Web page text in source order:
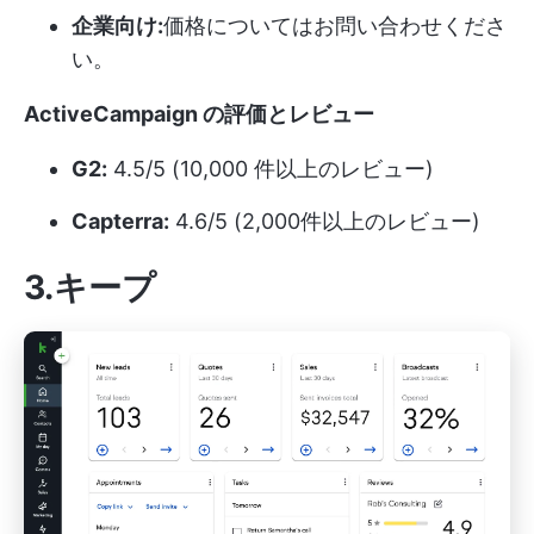
企業向け:価格についてはお問い合わせくださ
い。
ActiveCampaign の評価とレビュー
G2: 4.5/5 (10,000 件以上のレビュー)
Capterra: 4.6/5 (2,000件以上のレビュー)
3.キープ